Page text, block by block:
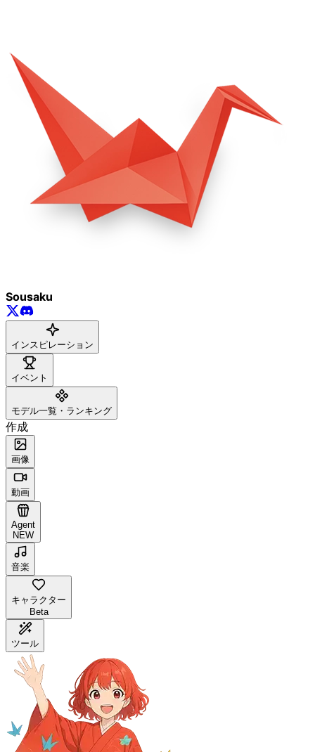
Sousaku
インスピレーション
イベント
モデル一覧・ランキング
作成
画像
動画
Agent
NEW
音楽
キャラクター
Beta
ツール